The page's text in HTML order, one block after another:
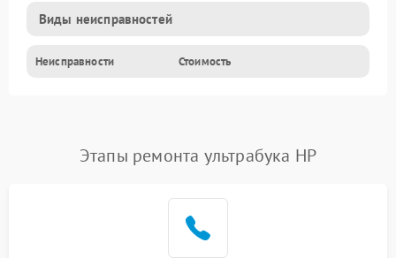
Виды неисправностей
Неисправности Стоимость
Этапы ремонта ультрабука HP